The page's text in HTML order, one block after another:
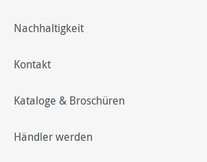
Nachhaltigkeit
Kontakt
Kataloge & Broschüren
Händler werden